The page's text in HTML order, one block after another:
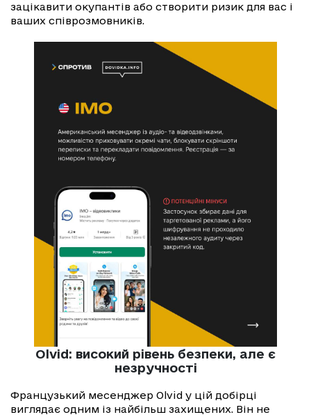
зацікавити окупантів або створити ризик для вас і
ваших співрозмовників.
Olvid: високий рівень безпеки, але є
незручності
Французький месенджер Olvid у цій добірці
виглядає одним із найбільш захищених. Він не